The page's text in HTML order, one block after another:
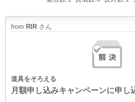
from RIR さん
道具をそろえる
月額申し込みキャンペーンに申し